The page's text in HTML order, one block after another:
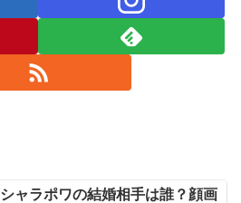
シャラポワの結婚相手は誰？顔画